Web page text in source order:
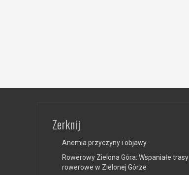
Zerknij
Anemia przyczyny i objawy
Rowerowy Zielona Góra: Wspaniałe trasy
rowerowe w Zielonej Górze